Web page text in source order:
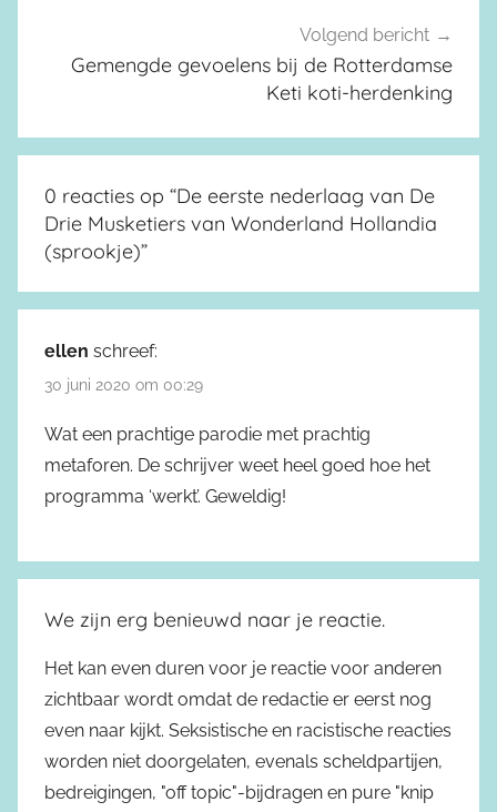
Volgend bericht
Gemengde gevoelens bij de Rotterdamse
Keti koti-herdenking
0 reacties op “De eerste nederlaag van De
Drie Musketiers van Wonderland Hollandia
(sprookje)”
ellen schreef:
30 juni 2020 om 00:29
Wat een prachtige parodie met prachtig
metaforen. De schrijver weet heel goed hoe het
programma ‘werkt’. Geweldig!
We zijn erg benieuwd naar je reactie.
Het kan even duren voor je reactie voor anderen
zichtbaar wordt omdat de redactie er eerst nog
even naar kijkt. Seksistische en racistische reacties
worden niet doorgelaten, evenals scheldpartijen,
bedreigingen, "off topic"-bijdragen en pure "knip